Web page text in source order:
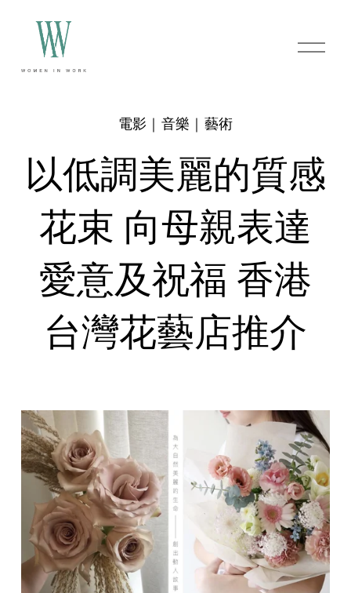
O
p
以低調美麗的質感
花束 向母親表達
愛意及祝福 香港
台灣花藝店推介
電影｜音樂｜藝術